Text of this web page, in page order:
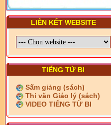
LIÊN KẾT WEBSITE
TIẾNG TỪ BI
Sấm giảng (sách)
Thi văn Giáo lý (sách)
VIDEO TIẾNG TỪ BI